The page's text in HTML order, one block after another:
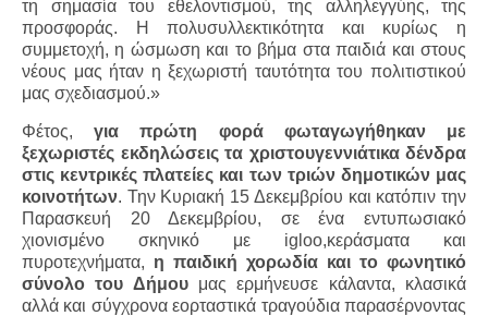
τη σημασία του εθελοντισμού, της αλληλεγγύης, της
προσφοράς. Η πολυσυλλεκτικότητα και κυρίως η
συμμετοχή, η ώσμωση και το βήμα στα παιδιά και στους
νέους μας ήταν η ξεχωριστή ταυτότητα του πολιτιστικού
μας σχεδιασμού.»
Φέτος,για πρώτη φορά φωταγωγήθηκαν με
ξεχωριστές εκδηλώσεις τα χριστουγεννιάτικα δένδρα
στις κεντρικές πλατείες και των τριών δημοτικών μας
κοινοτήτων. Την Κυριακή 15 Δεκεμβρίου και κατόπιν την
Παρασκευή 20 Δεκεμβρίου, σε ένα εντυπωσιακό
χιονισμένο σκηνικό με igloo,κεράσματα και
πυροτεχνήματα, η παιδική χορωδία και το φωνητικό
σύνολο του Δήμουμας ερμήνευσε κάλαντα, κλασικά
αλλά και σύγχρονα εορταστικά τραγούδια παρασέρνοντας